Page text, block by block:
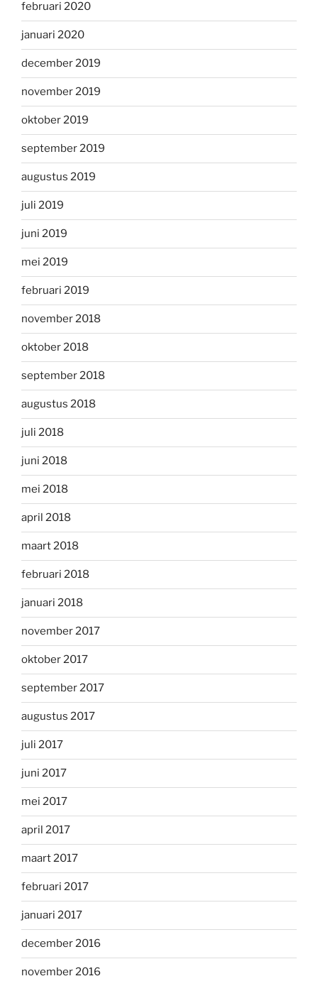
februari 2020
januari 2020
december 2019
november 2019
oktober 2019
september 2019
augustus 2019
juli 2019
juni 2019
mei 2019
februari 2019
november 2018
oktober 2018
september 2018
augustus 2018
juli 2018
juni 2018
mei 2018
april 2018
maart 2018
februari 2018
januari 2018
november 2017
oktober 2017
september 2017
augustus 2017
juli 2017
juni 2017
mei 2017
april 2017
maart 2017
februari 2017
januari 2017
december 2016
november 2016